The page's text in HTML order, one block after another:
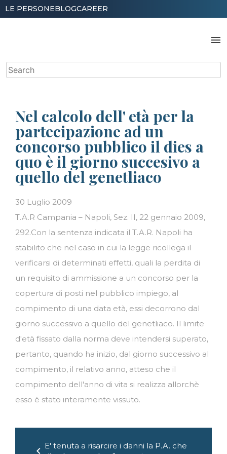
Skip
to
LE PERSONEBLOGCAREER
menu
Search
for:
Nel calcolo dell' età per la
partecipazione ad un
concorso pubblico il dies a
quo è il giorno succesivo a
quello del genetliaco
30 Luglio 2009
T.A.R Campania – Napoli, Sez. II, 22 gennaio 2009,
292.Con la sentenza indicata il T.A.R. Napoli ha
stabilito che nel caso in cui la legge ricollega il
verificarsi di determinati effetti, quali la perdita di
un requisito di ammissione a un concorso per la
copertura di posti nel pubblico impiego, al
compimento di una data età, essi decorrono dal
giorno successivo a quello del genetliaco. Il limite
d'età fissato dalla norma deve intendersi superato,
pertanto, quando ha inizio, dal giorno successivo al
compimento, il relativo anno, atteso che il
compimento dell'anno di vita si realizza allorchè
esso è stato interamente vissuto.
articoli
chevron_left E' tenuta a risarcire i danni la P.A. che